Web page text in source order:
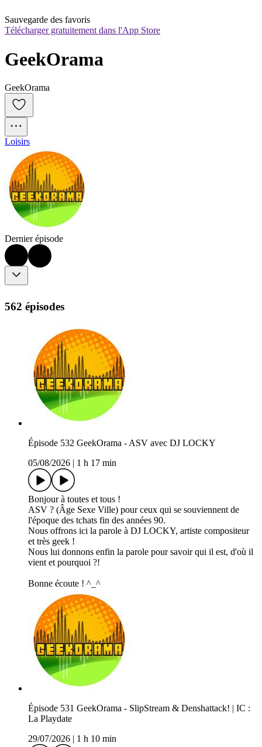
Sauvegarde des favoris
Télécharger gratuitement dans l'App Store
GeekOrama
GeekOrama
Loisirs
Dernier épisode
562 épisodes
Épisode 532 GeekOrama - ASV avec DJ LOCKY
05/08/2026
1 h 17 min
Bonjour à toutes et tous !
ASV ? (Âge Sexe Ville) pour ceux qui se souviennent de
l'époque des tchats fin des années 90.
Nous offrons ici la parole à DJ LOCKY, artiste compositeur
et très geek !
Nous lui donnons enfin la parole pour savoir qui il est, d'où il
vient et pourquoi ?!
Bonne écoute ! ^_^
Épisode 531 GeekOrama - SlipStream & Denshattack! | IC :
La Playdate
29/07/2026
1 h 10 min